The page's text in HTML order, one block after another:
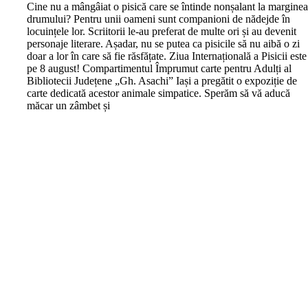
Cine nu a mângâiat o pisică care se întinde nonșalant la marginea
drumului? Pentru unii oameni sunt companioni de nădejde în
locuințele lor. Scriitorii le-au preferat de multe ori și au devenit
personaje literare. Așadar, nu se putea ca pisicile să nu aibă o zi
doar a lor în care să fie răsfățate. Ziua Internațională a Pisicii este
pe 8 august! Compartimentul Împrumut carte pentru Adulți al
Bibliotecii Județene „Gh. Asachi” Iași a pregătit o expoziție de
carte dedicată acestor animale simpatice. Sperăm să vă aducă
măcar un zâmbet și